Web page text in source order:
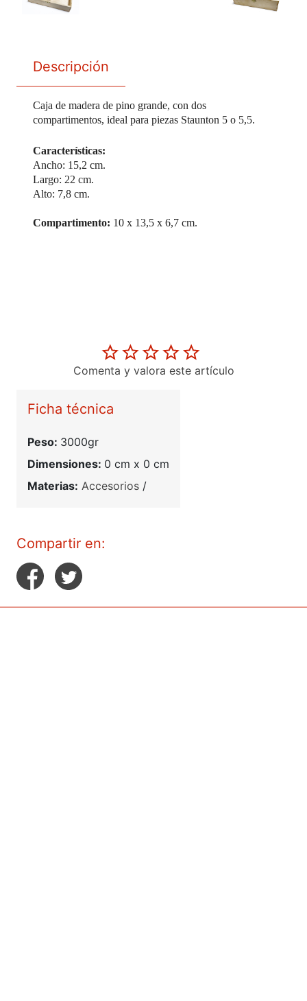
Comenta y valora este artículo
Ficha técnica
Peso: 3000gr
Dimensiones: 0 cm x 0 cm
Materias: Accesorios /
Compartir en:
Descripción
Caja de madera de pino grande, con dos
compartimentos, ideal para piezas Staunton 5 o 5,5.
Características:
Ancho: 15,2 cm.
Largo: 22 cm.
Alto: 7,8 cm.
Compartimento: 10 x 13,5 x 6,7 cm.